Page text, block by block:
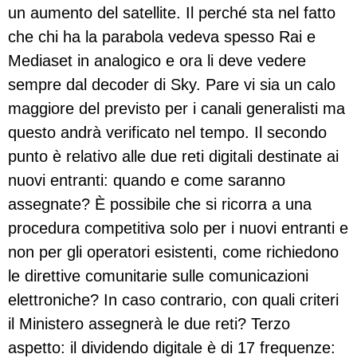
un aumento del satellite. Il perché sta nel fatto
che chi ha la parabola vedeva spesso Rai e
Mediaset in analogico e ora li deve vedere
sempre dal decoder di Sky. Pare vi sia un calo
maggiore del previsto per i canali generalisti ma
questo andrà verificato nel tempo. Il secondo
punto è relativo alle due reti digitali destinate ai
nuovi entranti: quando e come saranno
assegnate? È possibile che si ricorra a una
procedura competitiva solo per i nuovi entranti e
non per gli operatori esistenti, come richiedono
le direttive comunitarie sulle comunicazioni
elettroniche? In caso contrario, con quali criteri
il Ministero assegnerà le due reti? Terzo
aspetto: il dividendo digitale è di 17 frequenze: